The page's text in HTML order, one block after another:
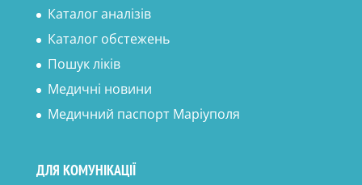
Каталог аналізів
Каталог обстежень
Пошук ліків
Медичні новини
Медичний паспорт Маріуполя
ДЛЯ КОМУНІКАЦІЇ